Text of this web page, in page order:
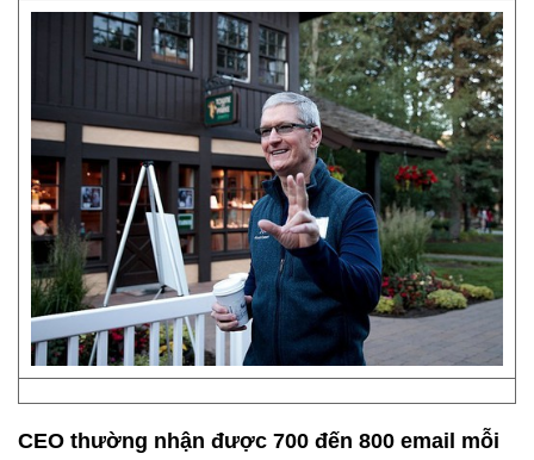
CEO thường nhận được 700 đến 800 email mỗi